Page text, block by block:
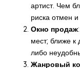
артист. Чем
риска отмен
Окно продаж
мест; ближе к
либо
Жанровый